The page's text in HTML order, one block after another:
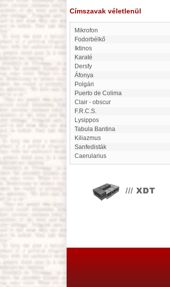
Címszavak véletlenül
mikrofon
Fodorbélkő
Iktinos
karaté
Dersfy
Áfonya
Polgári
Puerto de Colima
clair - obscur
F.R.C.S.
Lysippos
Tabula Bantina
Kiliazmus
Sanfedisták
Caerularius